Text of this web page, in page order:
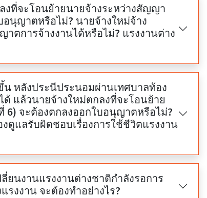
งที่จะโอนย้ายนายจ้างระหว่างสัญญา
? นายจ้างใหม่จ้าง
ตการจ้างงานได้หรือไม่? แรงงานต่าง
หลังประนีประนอมผ่านเทศบาลท้อง
แล้วนายจ้างใหม่ตกลงที่จะโอนย้าย
6) จะต้องตกลงออกใบอนุญาตหรือไม่?
ดูแลรับผิดชอบเรื่องการใช้ชีวิตแรงงาน
ยนงานแรงงานต่างชาติกำลังรอการ
งงาน จะต้องทำอย่างไร?